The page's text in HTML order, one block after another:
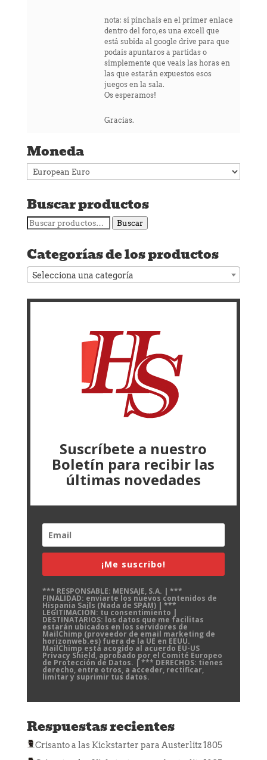
nota: si pinchais en el primer enlace
dentro del foro, es una excell que
está subida al google drive para que
podais apuntaros a partidas o
simplemente que veais las horas en
las que estarán expuestos esos
juegos en la sala.
Os esperamos!
Gracias.
Moneda
Buscar productos
Buscar
Buscar
Categorías de los productos
Selecciona una categoría
Suscríbete a nuestro
Boletín para recibir las
últimas novedades
¡Me suscribo!
*** RESPONSABLE: MENSAJE, S.A. | ***
FINALIDAD: enviarte los nuevos contenidos de
Hispania Sails (Nada de SPAM) | ***
LEGITIMACIÓN: tu consentimiento |
DESTINATARIOS: los datos que me facilitas
estarán ubicados en los servidores de
MailChimp (proveedor de email marketing de
horizonweb.es) fuera de la UE en EEUU.
MailChimp está acogido al acuerdo EU-US
Privacy Shield, aprobado por el Comité Europeo
de Protección de Datos. | *** DERECHOS: tienes
derecho, entre otros, a acceder, rectificar,
limitar y suprimir tus datos.
Respuestas recientes
Crisantoa las Kickstarter para Austerlitz 1805